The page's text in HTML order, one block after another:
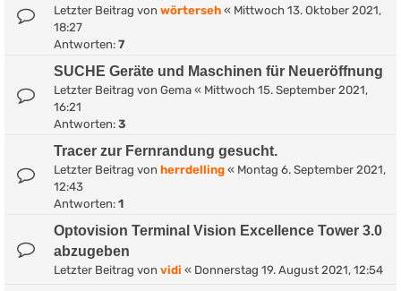
Letzter Beitrag von wörterseh « Mittwoch 13. Oktober 2021,
18:27
Antworten: 7
SUCHE Geräte und Maschinen für Neueröffnung
Letzter Beitrag von Gema « Mittwoch 15. September 2021,
16:21
Antworten: 3
Tracer zur Fernrandung gesucht.
Letzter Beitrag von herrdelling « Montag 6. September 2021,
12:43
Antworten: 1
Optovision Terminal Vision Excellence Tower 3.0
abzugeben
Letzter Beitrag von vidi « Donnerstag 19. August 2021, 12:54